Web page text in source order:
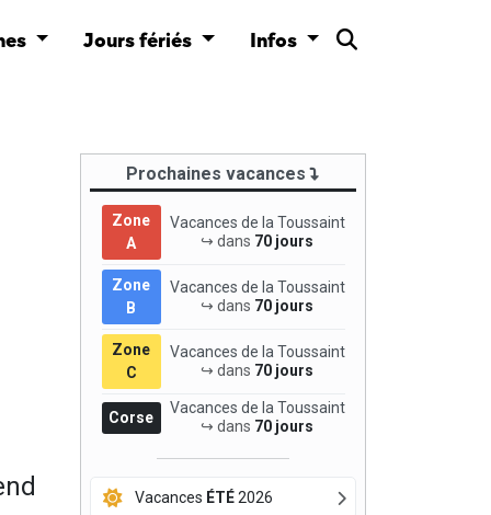
Jours fériés Infos
Prochaines vacances
Zone
A
Vacances de la Toussaint
↪ dans 70 jours
Zone
B
Vacances de la Toussaint
↪ dans 70 jours
Zone
C
Vacances de la Toussaint
↪ dans 70 jours
Corse
Vacances de la Toussaint
↪ dans 70 jours
Vacances ÉTÉ2026